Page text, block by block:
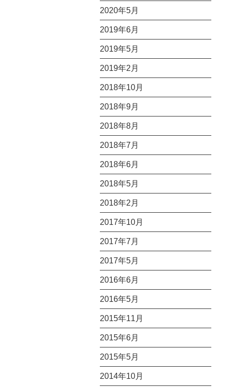
2020年5月
2019年6月
2019年5月
2019年2月
2018年10月
2018年9月
2018年8月
2018年7月
2018年6月
2018年5月
2018年2月
2017年10月
2017年7月
2017年5月
2016年6月
2016年5月
2015年11月
2015年6月
2015年5月
2014年10月